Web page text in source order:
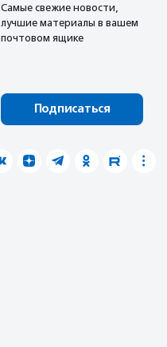
Cамые свежие новости,
лучшие материалы в вашем
почтовом ящике
Подписаться